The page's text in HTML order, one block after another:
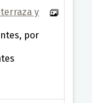
y
por